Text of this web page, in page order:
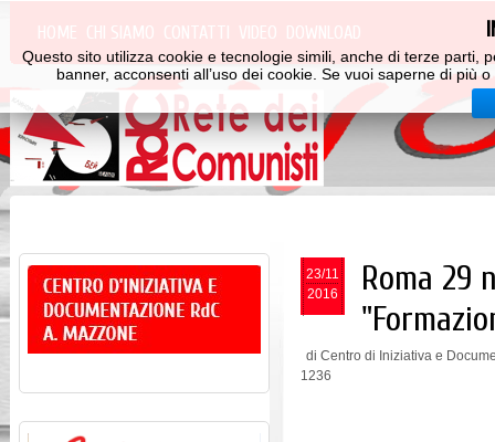
HOME CHI SIAMO CONTATTI VIDEO DOWNLOAD
Questo sito utilizza cookie e tecnologie simili, anche di terze
banner, acconsenti all’uso dei cookie. Se vuoi saperne di
23/11
2016
Roma 29
di Centro di Iniziativa e
1236